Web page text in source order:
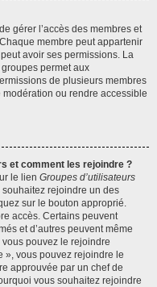
gérer l’accès des membres et
membre peut appartenir
avoir ses permissions. La
permet aux
de plusieurs membres
ou rendre accessible
et comment les rejoindre ?
le lien Groupes d’utilisateurs
souhaitez rejoindre un des
sur le bouton approprié.
accès. Certains peuvent
et d’autres peuvent même
pouvez le rejoindre
», vous pouvez rejoindre le
approuvée par un chef de
vous souhaitez rejoindre